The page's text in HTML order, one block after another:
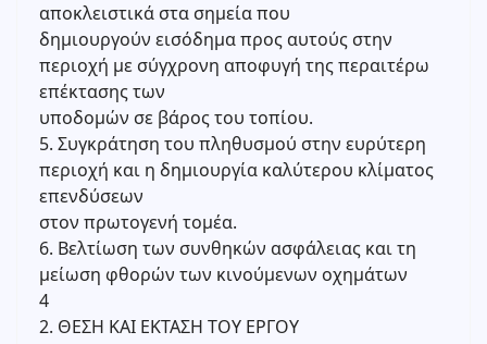
αποκλειστικά στα σημεία που
δημιουργούν εισόδημα προς αυτούς στην
περιοχή με σύγχρονη αποφυγή της περαιτέρω
επέκτασης των
υποδομών σε βάρος του τοπίου.
5. Συγκράτηση του πληθυσμού στην ευρύτερη
περιοχή και η δημιουργία καλύτερου κλίματος
επενδύσεων
στον πρωτογενή τομέα.
6. Βελτίωση των συνθηκών ασφάλειας και τη
μείωση φθορών των κινούμενων οχημάτων
4
2. ΘΕΣΗ ΚΑΙ ΕΚΤΑΣΗ ΤΟΥ ΕΡΓΟΥ